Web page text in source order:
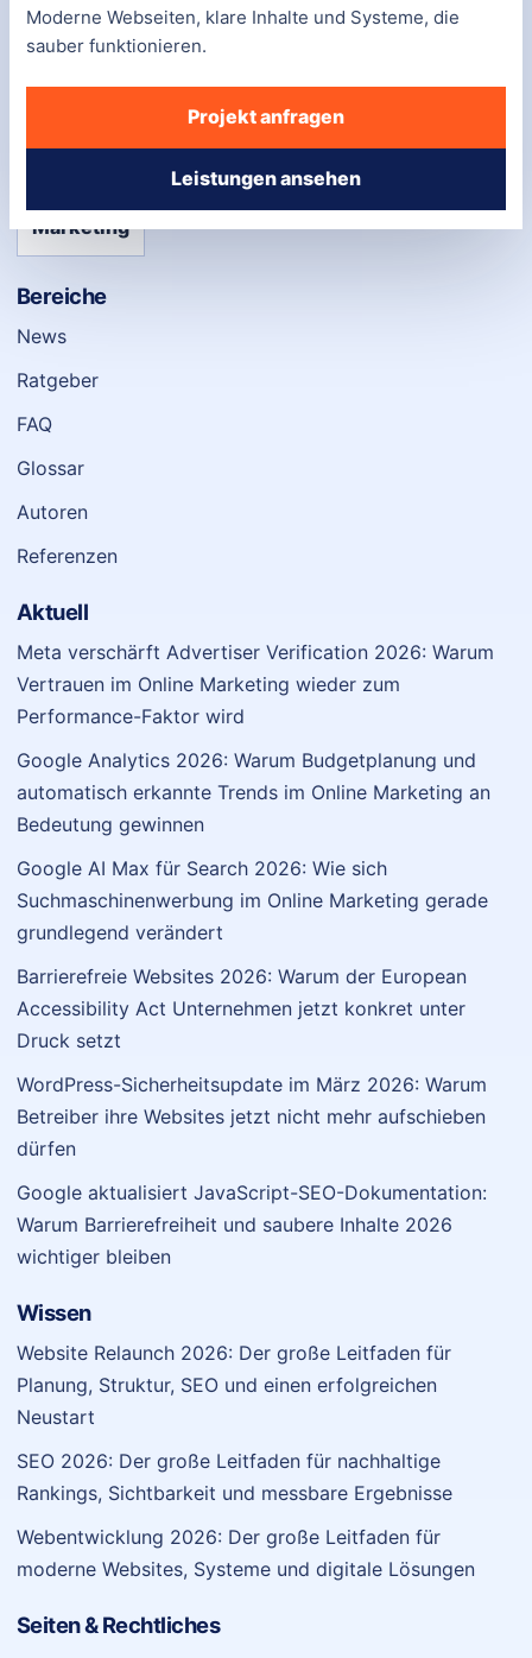
Telefon: 0800-7551506
SEO
Marketing
Bereiche
News
Ratgeber
FAQ
Glossar
Autoren
Referenzen
Aktuell
Meta verschärft Advertiser Verification 2026: Warum
Vertrauen im Online Marketing wieder zum
Performance-Faktor wird
Google Analytics 2026: Warum Budgetplanung und
automatisch erkannte Trends im Online Marketing an
Bedeutung gewinnen
Google AI Max für Search 2026: Wie sich
Suchmaschinenwerbung im Online Marketing gerade
grundlegend verändert
Barrierefreie Websites 2026: Warum der European
Accessibility Act Unternehmen jetzt konkret unter
Druck setzt
WordPress-Sicherheitsupdate im März 2026: Warum
Betreiber ihre Websites jetzt nicht mehr aufschieben
dürfen
Google aktualisiert JavaScript-SEO-Dokumentation:
Warum Barrierefreiheit und saubere Inhalte 2026
wichtiger bleiben
Wissen
Website Relaunch 2026: Der große Leitfaden für
Planung, Struktur, SEO und einen erfolgreichen
Neustart
SEO 2026: Der große Leitfaden für nachhaltige
Rankings, Sichtbarkeit und messbare Ergebnisse
Webentwicklung 2026: Der große Leitfaden für
moderne Websites, Systeme und digitale Lösungen
Seiten & Rechtliches
Moderne Webseiten, klare Inhalte und Systeme, die
sauber funktionieren.
Projekt anfragen
Leistungen ansehen